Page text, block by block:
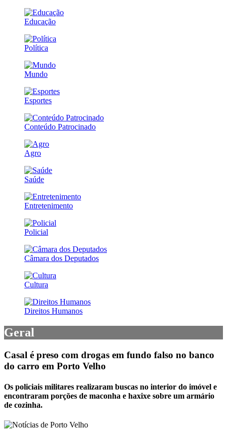
Educação
Política
Mundo
Esportes
Conteúdo Patrocinado
Agro
Saúde
Entretenimento
Policial
Câmara dos Deputados
Cultura
Direitos Humanos
Geral
Casal é preso com drogas em fundo falso no banco
do carro em Porto Velho
Os policiais militares realizaram buscas no interior do imóvel e
encontraram porções de maconha e haxixe sobre um armário
de cozinha.